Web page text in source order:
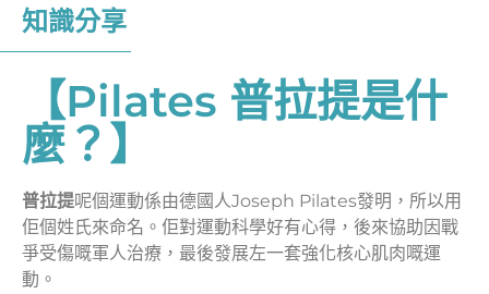
知識分享
【Pilates 普拉提是什
麼？】
普拉提呢個運動係由德國人Joseph Pilates發明，所以用
佢個姓氏來命名。佢對運動科學好有心得，後來協助因戰
爭受傷嘅軍人治療，最後發展左一套強化核心肌肉嘅運
動。